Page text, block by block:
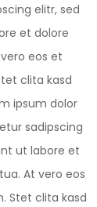
elitr, sed
et dolore
eos et
clita kasd
ipsum dolor
sadipscing
ut labore et
At vero eos
Stet clita kasd